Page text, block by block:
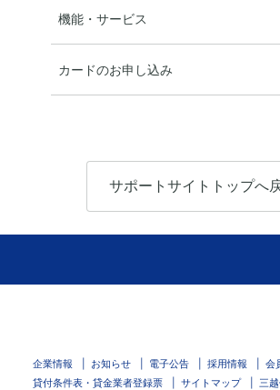
機能・サービス
カードのお申し込み
サポートサイトトップへ
企業情報 お知らせ 電子公告 採用情報 会
貸付条件表・貸金業者登録票
サイトマップ 三